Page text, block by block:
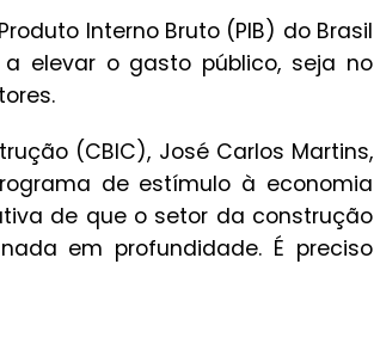
Interno Bruto (PIB) do Brasil
elevar o gasto público, seja no
(CBIC), José Carlos Martins,
de estímulo à economia
de que o setor da construção
em profundidade. É preciso